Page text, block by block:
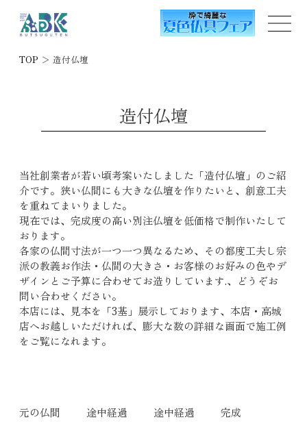
TOP ＞ 造付仏壇
造付仏壇
当社創業者が若い頃考案いたしました「造付仏壇」のご紹
介です。狭い仏間にも大きな仏壇を作りたいと、創意工夫
を重ねてまいりました。
現在では、完成度の高い別注仏壇を低価格で制作いたして
おります。
各家の仏間寸法が一つ一つ異なるため、その都度工夫し宗
派の教義お作法・仏間の大きさ・お客様のお好みの色やデ
ザインとご予算に合わせてお造りしています.、どうぞお
問い合わせください。
本店には、見本を「3基」展示しております、本店・高城
店へお越しいただければ、膨大な数の詳細な画面で施工例
をご覧になれます。
元の仏間 途中経過 途中経過 完成